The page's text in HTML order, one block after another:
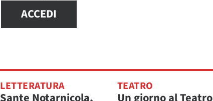
ACCEDI
LETTERATURA TEATRO